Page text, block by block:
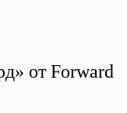
от Forward